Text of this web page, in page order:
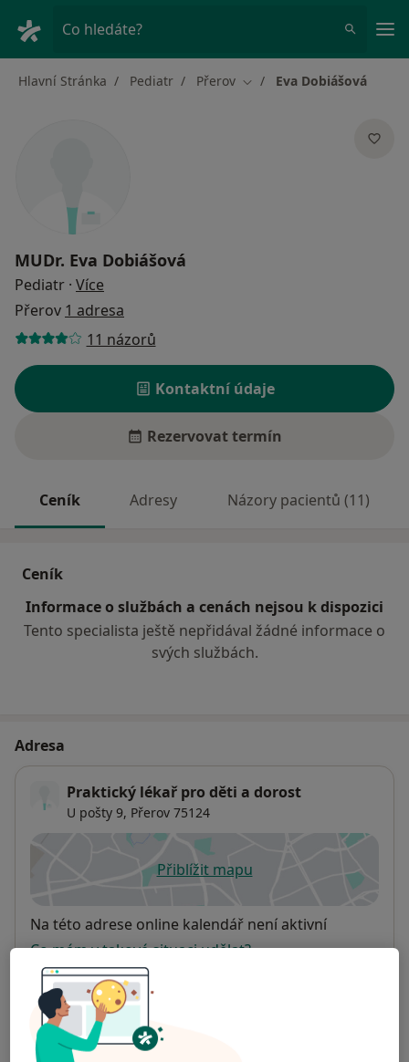
Co hledáte?
Hlavní Stránka Pediatr Přerov Změna města
Eva Dobiášová
MUDr. Eva Dobiášová
Pediatr · Více
Přerov 1 adresa
11 názorů
Kontaktní údaje
Rezervovat termín
Ceník Adresy Názory pacientů (11)
Ceník
Informace o službách a cenách nejsou k dispozici
Tento specialista ještě nepřidával žádné informace o
svých službách.
Adresa
Praktický lékař pro děti a dorost
U pošty 9, Přerov 75124
Přiblížit mapuse otevře v nové záložce
Dostupnost
Na této adrese online kalendář není aktivní
Co mám v takové situaci udělat?
Způsoby platby (soukromé návštěvy)
Na teto adrese lékař přijímá pacienty na pojišťovnu
Detaily